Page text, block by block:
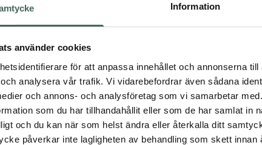
Information
använder cookies
för att anpassa innehållet och annonserna
analysera vår trafik. Vi vidarebefordrar även sådana
och annons- och analysföretag som vi samarbetar
som du har tillhandahållit eller som de har samlat in
och du kan när som helst ändra eller återkalla ditt
påverkar inte lagligheten av behandling som skett innan
Aktuella
användning.
Visa